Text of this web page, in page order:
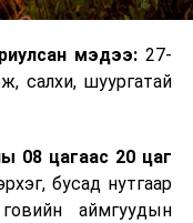
мэдээ: 27-
салхи, шуургатай
08 цагаас 20 цаг
бусад нутгаар
аймгуудын